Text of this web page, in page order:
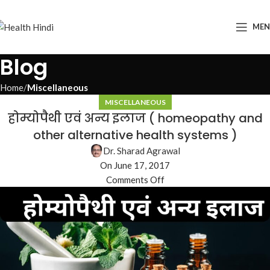
Blog
Home Miscellaneous
MISCELLANEOUS
होम्योपैथी एवं अन्य इलाज ( homeopathy and
other alternative health systems )
Dr. Sharad Agrawal
On June 17, 2017
Comments Off